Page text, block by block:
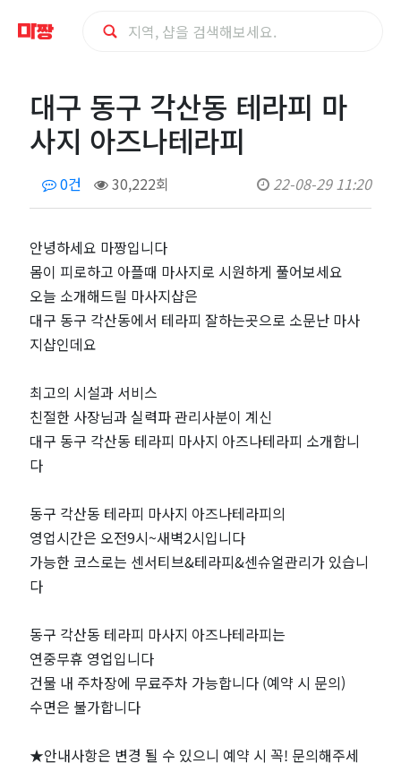
대
구
구
각
산
동
테
라
피
마
사
지
아
즈
대구 동구 각산동 테라피 마
사지 아즈나테라피
0건 30,222회 22-08-29 11:20
안녕하세요 마짱입니다
몸이 피로하고 아플때 마사지로 시원하게 풀어보세요
오늘 소개해드릴 마사지샵은
대구 동구 각산동에서 테라피 잘하는곳으로 소문난 마사
지샵인데요
최고의 시설과 서비스
친절한 사장님과 실력파 관리사분이 계신
대구 동구 각산동 테라피 마사지 아즈나테라피 소개합니
다
동구 각산동 테라피 마사지 아즈나테라피의
영업시간은 오전9시~새벽2시입니다
가능한 코스로는 센서티브&테라피&센슈얼관리가 있습니
다
동구 각산동 테라피 마사지 아즈나테라피는
연중무휴 영업입니다
건물 내 주차장에 무료주차 가능합니다 (예약 시 문의)
수면은 불가합니다
★안내사항은 변경 될 수 있으니 예약 시 꼭! 문의해주세